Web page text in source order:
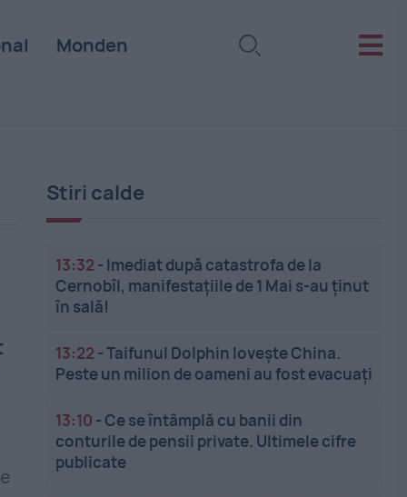
Monden
Stiri calde
13:32 - Imediat după catastrofa de la
Cernobîl, manifestațiile de 1 Mai s-au ținut
în sală!
13:22 -Taifunul Dolphin lovește China.
Peste un milion de oameni au fost evacuați
13:10 -Ce se întâmplă cu banii din
conturile de pensii private. Ultimele cifre
publicate